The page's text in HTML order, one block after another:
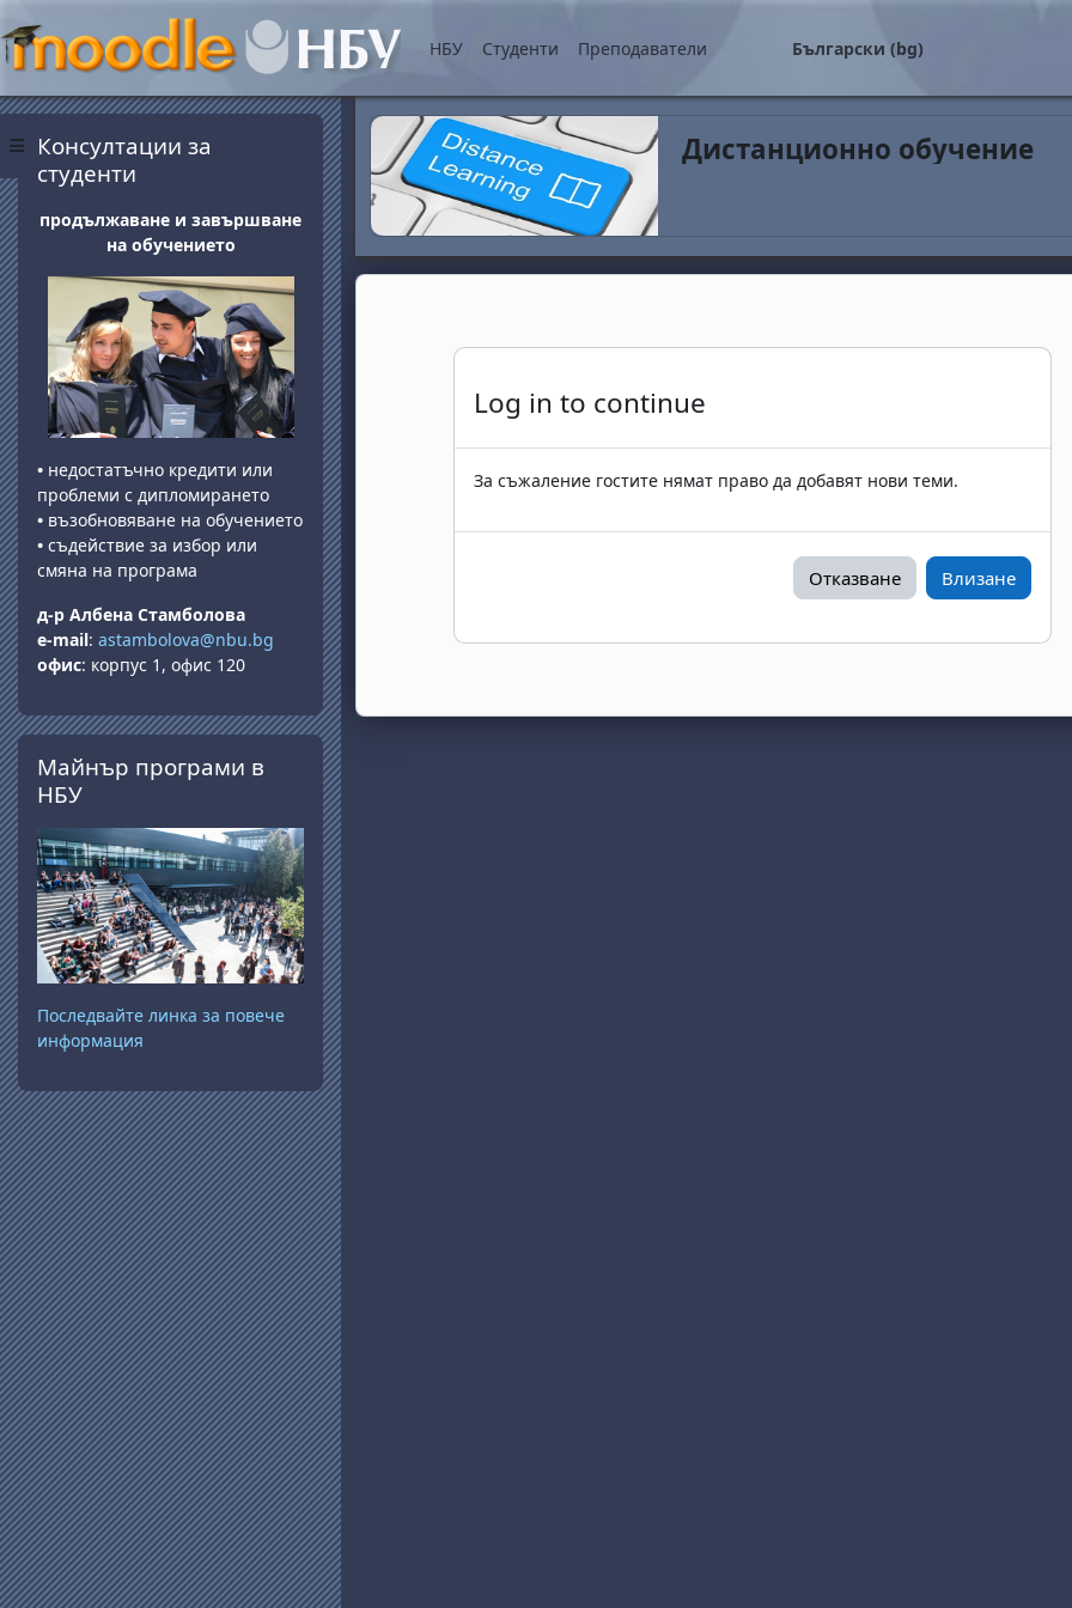
Прескочи на основното съдържание
Страничен панел
НБУ Студенти Преподаватели Български ‎(bg)‎
Дистанционно обучение
Log in to continue
За съжаление гостите нямат право да добавят нови теми.
Отказване Влизане
Блокове
Консултации за
студенти
продължаване и завършване
на обучението
• недостатъчно кредити или
проблеми с дипломирането
• възобновяване на обучението
• съдействие за избор или
смяна на програма
д-р Албена Стамболова
e-mail: astambolova@nbu.bg
офис: корпус 1, офис 120
Прескочи Майнър програми в НБУ
Майнър програми в
НБУ
Последвайте линка за повече
информация